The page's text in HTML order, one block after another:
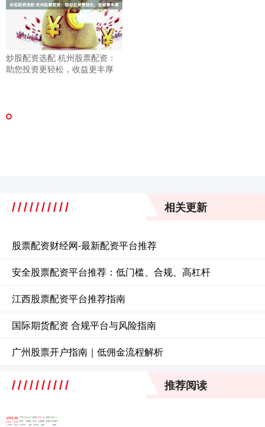
炒股配资选配 杭州股票配资：
助您投资更轻松，收益更丰厚
相关更新
股票配资财经网-最新配资平台推荐
安全股票配资平台推荐：低门槛、合规、高杠杆
江西股票配资平台推荐指南
国际期货配资 合规平台与风险指南
广州股票开户指南｜低佣金流程解析
推荐阅读